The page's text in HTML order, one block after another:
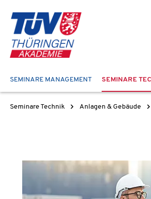
Hauptinhalt springen
Zur Suche springen
Zur Hauptnavigation springen
SEMINARE MANAGEMENT SEMINARE
Seminare Technik Anlagen & Gebäude